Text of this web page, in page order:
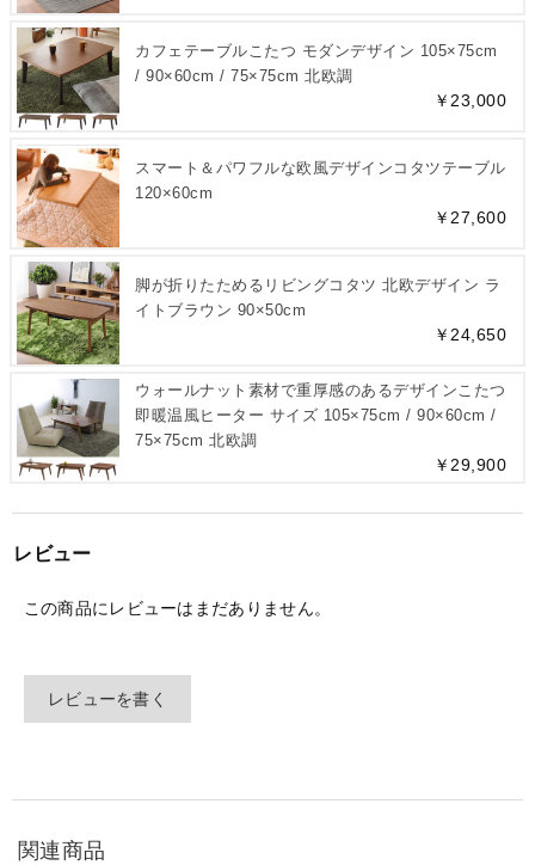
カフェテーブルこたつ モダンデザイン 105×75cm
/ 90×60cm / 75×75cm 北欧調
￥23,000
スマート＆パワフルな欧風デザインコタツテーブル
120×60cm
￥27,600
脚が折りたためるリビングコタツ 北欧デザイン ラ
イトブラウン 90×50cm
￥24,650
ウォールナット素材で重厚感のあるデザインこたつ
即暖温風ヒーター サイズ 105×75cm / 90×60cm /
75×75cm 北欧調
￥29,900
レビュー
この商品にレビューはまだありません。
レビューを書く
関連商品